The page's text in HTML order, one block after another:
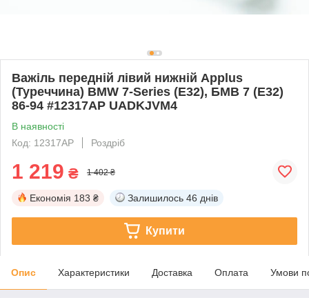
Важіль передній лівий нижній Applus
(Туреччина) BMW 7-Series (E32), БМВ 7 (Е32)
86-94 #12317AP UADKJVM4
В наявності
Код: 12317AP
Роздріб
1 219 ₴ 1 402 ₴
Економія 183 ₴ Залишилось 46 днів
Купити
Опис Характеристики Доставка Оплата Умови